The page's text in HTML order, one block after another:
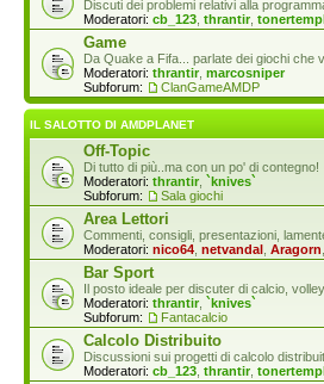
Discuti dei problemi relativi alla
Moderatori: cb_123 thrantir,
Game
Da Quake a Fifa... parlate dei giochi che
Moderatori: thrantir, marcosniper
Subforum:
ClanGameAMDP
IL SALOTTO DI AMDPLANET
Off-Topic
Di tutto di più..ma con un po' di contegno!
Moderatori: thrantir `knives`
Subforum:
Sala giochi
Area Lettori
Commenti, consigli, presentazioni,
Moderatori: nico64 netvandal Aragorn
Bar Sport
Il posto ideale per discuter di calcio,
Moderatori: thrantir, `knives`
Subforum:
Fantacalcio
Calcolo Distribuito
Discussioni sui progetti di calcolo
Moderatori: cb_123 thrantir,